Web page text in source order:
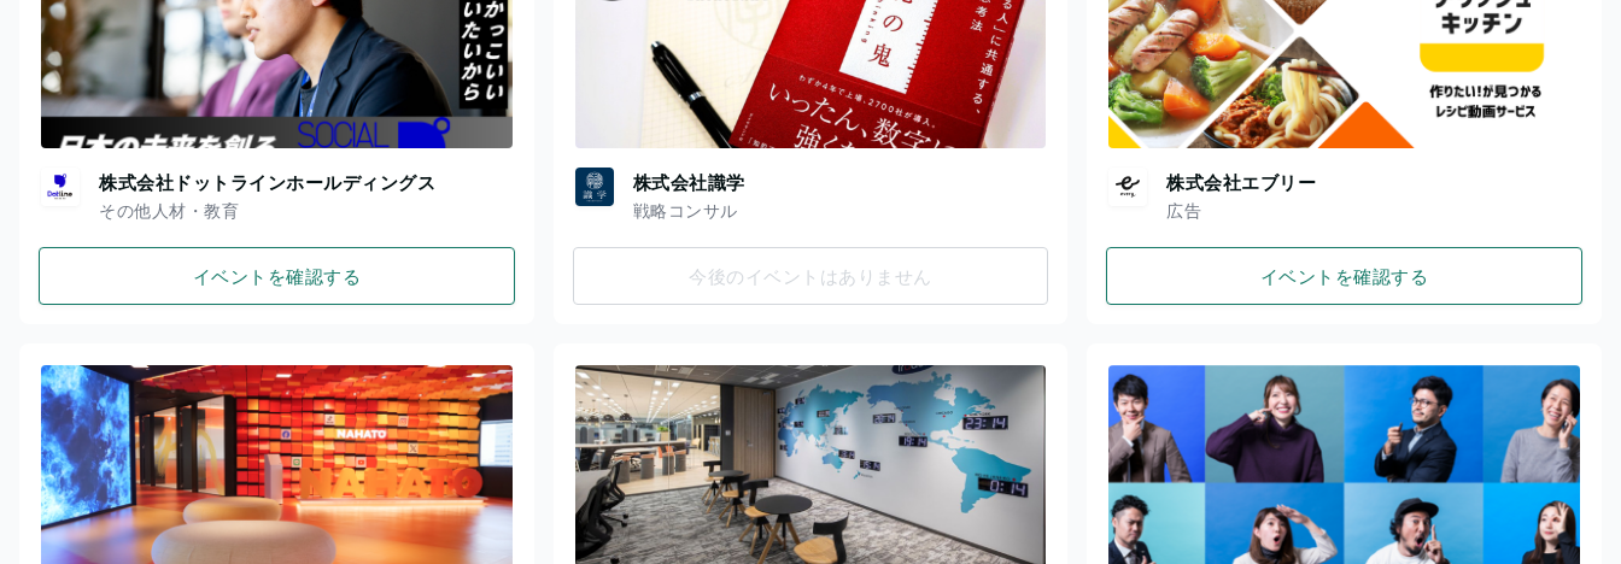
株式会社ドットラインホールディングス
その他人材・教育
イベントを確認する
株式会社識学
戦略コンサル
今後のイベントはありません
株式会社エブリー
広告
イベントを確認する